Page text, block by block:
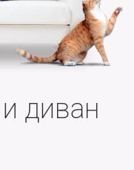
диван